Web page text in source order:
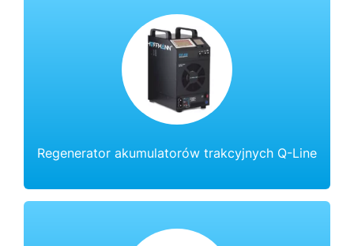
Regenerator akumulatorów trakcyjnych Q-Line